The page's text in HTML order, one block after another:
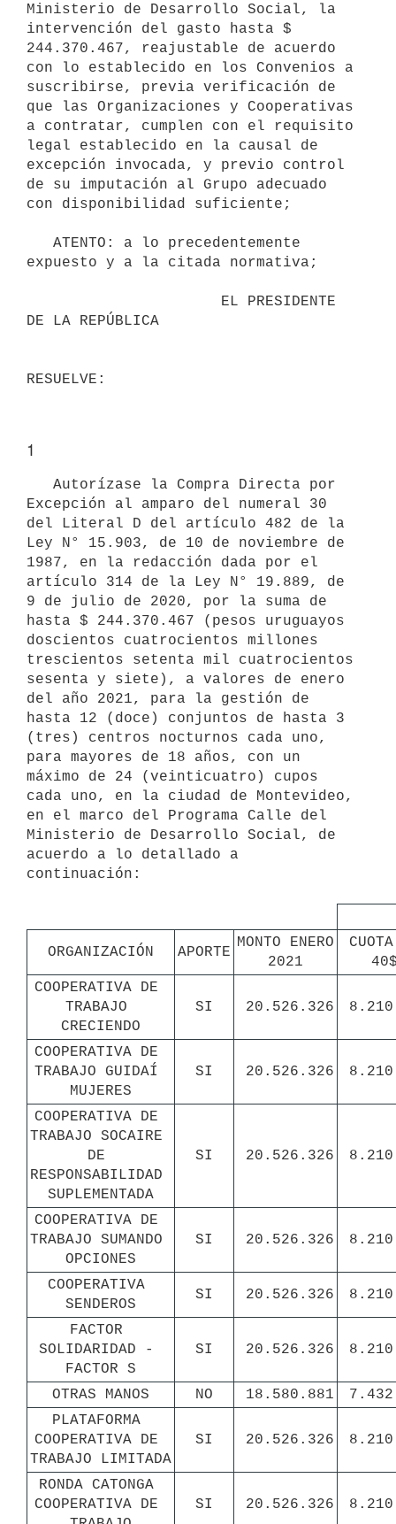
Ministerio de Desarrollo Social, la
intervención del gasto hasta $
244.370.467, reajustable de acuerdo
con lo establecido en los Convenios a
suscribirse, previa verificación de
que las Organizaciones y Cooperativas
a contratar, cumplen con el requisito
legal establecido en la causal de
excepción invocada, y previo control
de su imputación al Grupo adecuado
con disponibilidad suficiente;
expuesto y a la citada normativa;
DE LA REPÚBLICA
1
Excepción al amparo del numeral 30
del Literal D del artículo 482 de la
Ley N° 15.903, de 10 de noviembre de
1987, en la redacción dada por el
artículo 314 de la Ley N° 19.889, de
9 de julio de 2020, por la suma de
hasta $ 244.370.467 (pesos uruguayos
doscientos cuatrocientos millones
trescientos setenta mil cuatrocientos
sesenta y siete), a valores de enero
del año 2021, para la gestión de
hasta 12 (doce) conjuntos de hasta 3
(tres) centros nocturnos cada uno,
para mayores de 18 años, con un
máximo de 24 (veinticuatro) cupos
cada uno, en la ciudad de Montevideo,
en el marco del Programa Calle del
Ministerio de Desarrollo Social, de
acuerdo a lo detallado a
continuación:
ORGANIZACIÓN APORTE
MONTO ENERO
2021
COOPERATIVA DE
TRABAJO
CRECIENDO
SI 20.526.326
COOPERATIVA DE
TRABAJO GUIDAÍ
MUJERES
SI 20.526.326
COOPERATIVA DE
TRABAJO SOCAIRE
DE
RESPONSABILIDAD
SUPLEMENTADA
SI 20.526.326
COOPERATIVA DE
TRABAJO SUMANDO
OPCIONES
SI 20.526.326
COOPERATIVA
SENDEROS
SI 20.526.326
FACTOR
SOLIDARIDAD -
FACTOR S
SI 20.526.326
OTRAS MANOS NO 18.580.881
PLATAFORMA
COOPERATIVA DE
TRABAJO LIMITADA
SI 20.526.326
RONDA CATONGA
COOPERATIVA DE
SI 20.526.326